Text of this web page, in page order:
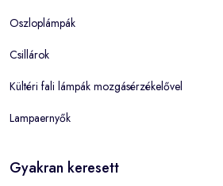
Oszloplámpák
Csillárok
Kültéri fali lámpák mozgásérzékelővel
Lampaernyők
Gyakran keresett